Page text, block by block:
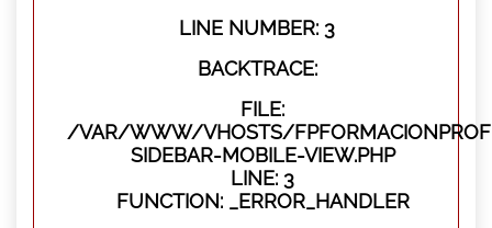
LINE NUMBER: 3
BACKTRACE:
FILE:
/VAR/WWW/VHOSTS/
SIDEBAR-MOBILE-VIEW.PHP
LINE: 3
FUNCTION: _ERROR_HANDLER